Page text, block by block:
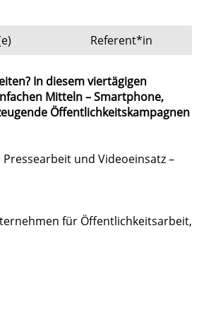
Referent*in
In diesem viertägigen
Mitteln – Smartphone,
Öffentlichkeitskampagnen
und Videoeinsatz –
für Öffentlichkeitsarbeit,